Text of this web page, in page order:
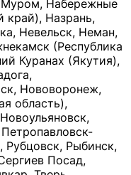
Муром, Набережные
край), Назрань,
Невельск, Неман,
(Республика
Куранах (Якутия),
Нововоронеж,
область),
Рубцовск, Рыбинск,
Посад,